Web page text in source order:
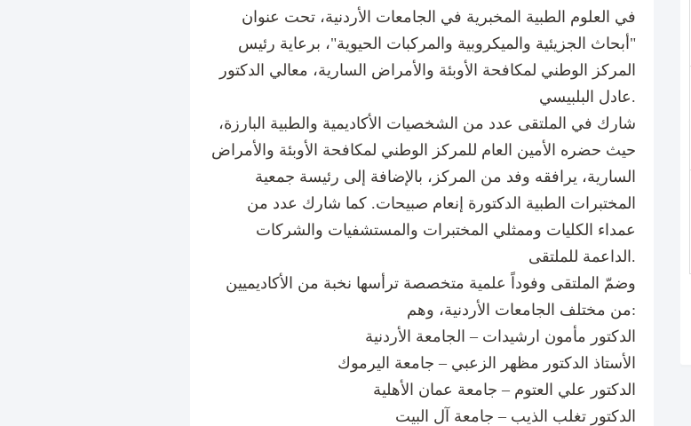
في العلوم الطبية المخبرية في الجامعات الأردنية، تحت عنوان
"أبحاث الجزيئية والميكروبية والمركبات الحيوية"، برعاية رئيس
المركز الوطني لمكافحة الأوبئة والأمراض السارية، معالي الدكتور
عادل البلبيسي.
شارك في الملتقى عدد من الشخصيات الأكاديمية والطبية البارزة،
حيث حضره الأمين العام للمركز الوطني لمكافحة الأوبئة والأمراض
السارية، يرافقه وفد من المركز، بالإضافة إلى رئيسة جمعية
المختبرات الطبية الدكتورة إنعام صبيحات. كما شارك عدد من
عمداء الكليات وممثلي المختبرات والمستشفيات والشركات
الداعمة للملتقى.
وضمّ الملتقى وفوداً علمية متخصصة ترأسها نخبة من الأكاديميين
من مختلف الجامعات الأردنية، وهم:
الدكتور مأمون ارشيدات – الجامعة الأردنية
الأستاذ الدكتور مظهر الزعبي – جامعة اليرموك
الدكتور علي العتوم – جامعة عمان الأهلية
الدكتور تغلب الذيب – جامعة آل البيت